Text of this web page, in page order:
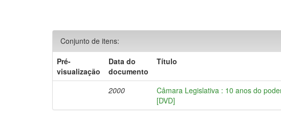
Conjunto de itens:
Pré-
visualização
Data do
documento
Título
2000
Câmara Legislativa : 10 anos do
[DVD]